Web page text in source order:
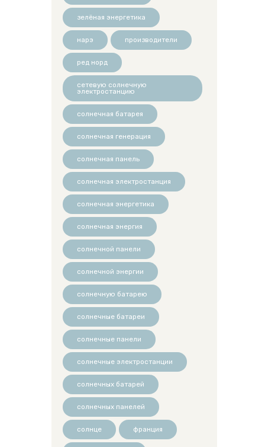
зелёная энергетика
нарэ производители
ред норд
сетевую солнечную
электростанцию
солнечная батарея
солнечная генерация
солнечная панель
солнечная электростанция
солнечная энергетика
солнечная энергия
солнечной панели
солнечной энергии
солнечную батарею
солнечные батареи
солнечные панели
солнечные электростанции
солнечных батарей
солнечных панелей
солнце франция